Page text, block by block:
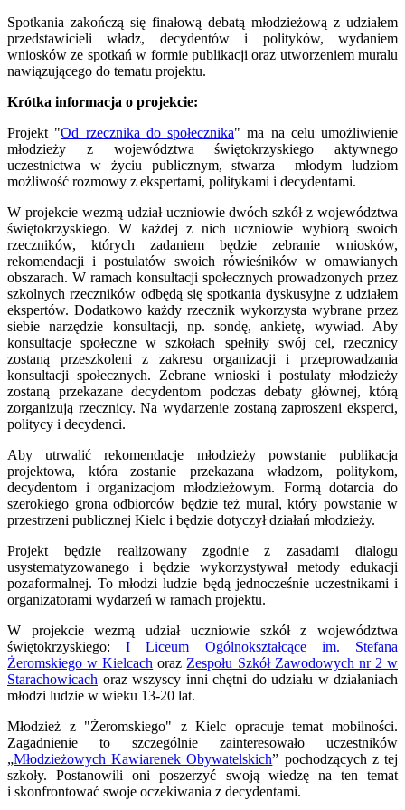
Spotkania zakończą się finałową debatą młodzieżową z udziałem
przedstawicieli władz, decydentów i polityków, wydaniem
wniosków ze spotkań w formie publikacji oraz utworzeniem muralu
nawiązującego do tematu projektu.
Krótka informacja o projekcie:
Projekt "Od rzecznika do społecznika" ma na celu umożliwienie
młodzieży z województwa świętokrzyskiego aktywnego
uczestnictwa w życiu publicznym, stwarza młodym ludziom
możliwość rozmowy z ekspertami, politykami i decydentami.
W projekcie wezmą udział uczniowie dwóch szkół z województwa
świętokrzyskiego. W każdej z nich uczniowie wybiorą swoich
rzeczników, których zadaniem będzie zebranie wniosków,
rekomendacji i postulatów swoich rówieśników w omawianych
obszarach. W ramach konsultacji społecznych prowadzonych przez
szkolnych rzeczników odbędą się spotkania dyskusyjne z udziałem
ekspertów. Dodatkowo każdy rzecznik wykorzysta wybrane przez
siebie narzędzie konsultacji, np. sondę, ankietę, wywiad. Aby
konsultacje społeczne w szkołach spełniły swój cel, rzecznicy
zostaną przeszkoleni z zakresu organizacji i przeprowadzania
konsultacji społecznych. Zebrane wnioski i postulaty młodzieży
zostaną przekazane decydentom podczas debaty głównej, którą
zorganizują rzecznicy. Na wydarzenie zostaną zaproszeni eksperci,
politycy i decydenci.
Aby utrwalić rekomendacje młodzieży powstanie publikacja
projektowa, która zostanie przekazana władzom, politykom,
decydentom i organizacjom młodzieżowym. Formą dotarcia do
szerokiego grona odbiorców będzie też mural, który powstanie w
przestrzeni publicznej Kielc i będzie dotyczył działań młodzieży.
Projekt będzie realizowany zgodnie z zasadami dialogu
usystematyzowanego i będzie wykorzystywał metody edukacji
pozaformalnej. To młodzi ludzie będą jednocześnie uczestnikami i
organizatorami wydarzeń w ramach projektu.
W projekcie wezmą udział uczniowie szkół z województwa
świętokrzyskiego:I Liceum Ogólnokształcące im. Stefana
Żeromskiego w Kielcach oraz Zespołu Szkół Zawodowych nr 2 w
Starachowicach oraz wszyscy inni chętni do udziału w działaniach
młodzi ludzie w wieku 13-20 lat.
Młodzież z "Żeromskiego" z Kielc opracuje temat mobilności.
Zagadnienie to szczególnie zainteresowało uczestników
„Młodzieżowych Kawiarenek Obywatelskich” pochodzących z tej
szkoły. Postanowili oni poszerzyć swoją wiedzę na ten temat
i skonfrontować swoje oczekiwania z decydentami.